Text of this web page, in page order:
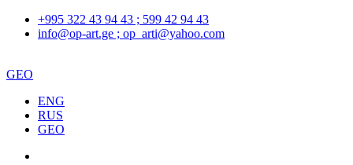
+995 322 43 94 43 ; 599 42 94 43
info@op-art.ge ; op_arti@yahoo.com
GEO
ENG
RUS
GEO